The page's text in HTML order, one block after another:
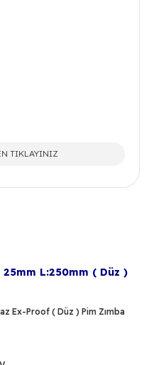
TIKLAYINIZ
25mm L:250mm ( Düz )
Ex-Proof ( Düz ) Pim Zımba